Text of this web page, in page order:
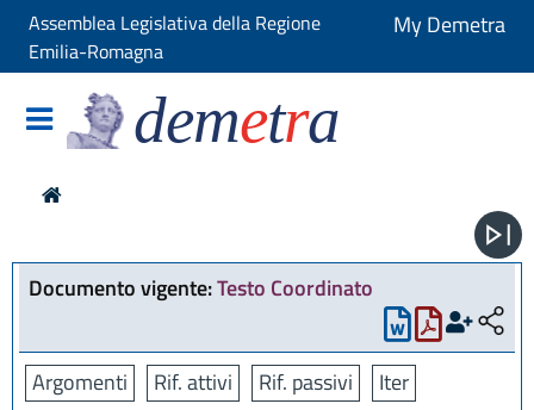
Assemblea Legislativa della Regione
Emilia-Romagna
My Demetra
demetra
Documento vigente:Testo Coordinato
Argomenti Rif. attivi Rif. passivi
Iter